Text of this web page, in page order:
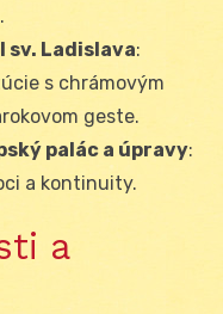
Ladislava:
s chrámovým
geste.
palác a úpravy:
a kontinuity.
a